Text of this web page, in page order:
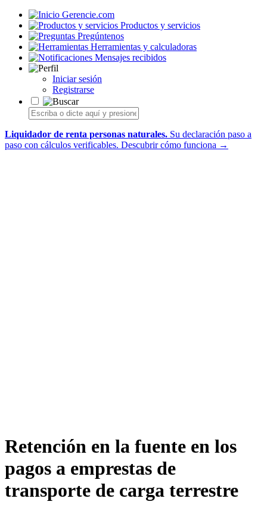
Gerencie.com
Productos y servicios
Pregúntenos
Herramientas y calculadoras
Mensajes recibidos
Iniciar sesión
Registrarse
Liquidador de renta personas naturales. Su declaración paso a
paso con cálculos verificables. Descubrir cómo funciona →
Retención en la fuente en los
pagos a emprestas de
transporte de carga terrestre